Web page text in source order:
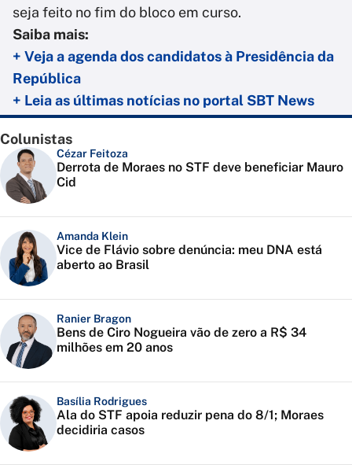
seja feito no fim do bloco em curso.
Saiba mais:
+ Veja a agenda dos candidatos à Presidência da
República
+ Leia as últimas notícias no portal SBT News
Colunistas
Cézar Feitoza
Derrota de Moraes no STF deve beneficiar Mauro
Cid
Amanda Klein
Vice de Flávio sobre denúncia: meu DNA está
aberto ao Brasil
Ranier Bragon
Bens de Ciro Nogueira vão de zero a R$ 34
milhões em 20 anos
Basília Rodrigues
Ala do STF apoia reduzir pena do 8/1; Moraes
decidiria casos